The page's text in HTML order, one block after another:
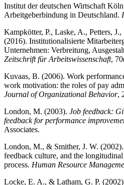
Institut der deutschen Wirtschaft
Arbeitgeberbindung in Deutschland.
Kampkötter, P., Laske, A., Petters,
(2016). Institutionalisierte
Unternehmen: Verbreitung,
Zeitschrift für Arbeitswissenschaft,
Kuvaas, B. (2006). Work
work motivation: the roles of pay
Journal of Organizational Behavior,
London, M. (2003). Job feedback:
feedback for performance
Associates.
London, M., & Smither, J. W.
feedback culture, and the
process. Human Resource
Locke, E. A., & Latham, G. P.